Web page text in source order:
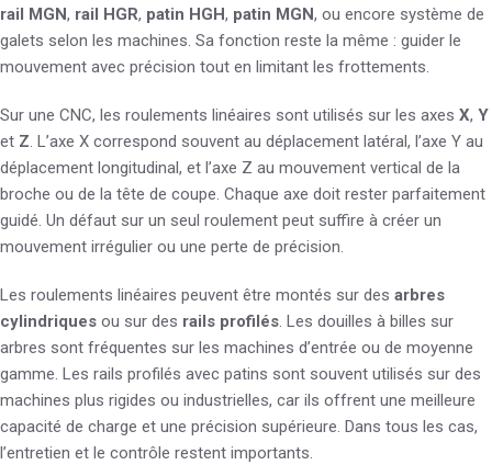
rail MGN, rail HGR, patin HGH, patin MGN, ou encore système de
galets selon les machines. Sa fonction reste la même : guider le
mouvement avec précision tout en limitant les frottements.
Sur une CNC, les roulements linéaires sont utilisés sur les axes X, Y
et Z. L’axe X correspond souvent au déplacement latéral, l’axe Y au
déplacement longitudinal, et l’axe Z au mouvement vertical de la
broche ou de la tête de coupe. Chaque axe doit rester parfaitement
guidé. Un défaut sur un seul roulement peut suffire à créer un
mouvement irrégulier ou une perte de précision.
Les roulements linéaires peuvent être montés sur des arbres
cylindriques ou sur des rails profilés. Les douilles à billes sur
arbres sont fréquentes sur les machines d’entrée ou de moyenne
gamme. Les rails profilés avec patins sont souvent utilisés sur des
machines plus rigides ou industrielles, car ils offrent une meilleure
capacité de charge et une précision supérieure. Dans tous les cas,
l’entretien et le contrôle restent importants.